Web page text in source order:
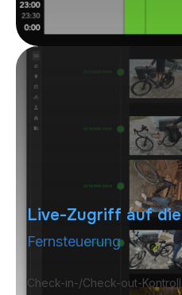
Live-Zugriff auf
Fernsteuerung
Check-in-/Check-out-